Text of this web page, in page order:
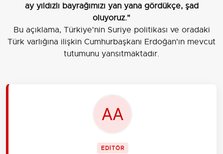
ay yıldızlı bayrağımızı yan yana gördükçe, şad
oluyoruz."
Bu açıklama, Türkiye'nin Suriye politikası ve oradaki
Türk varlığına ilişkin Cumhurbaşkanı Erdoğan'ın mevcut
tutumunu yansıtmaktadır.
EDİTÖR